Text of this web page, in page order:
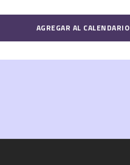
AGREGAR AL CALENDARIO